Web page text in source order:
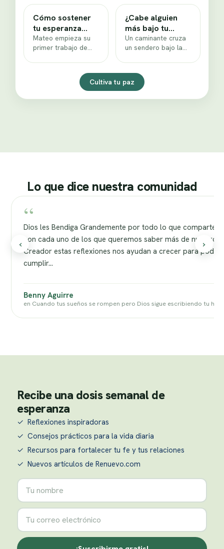
historia…
Cómo sostener
tu esperanza
cuando el
cansancio te
Mateo empieza su
primer trabajo de
siguiente semestre.
La tensión será…
¿Cabe alguien
más bajo tu
refugio de
esperanza hoy?
Un caminante cruza
un sendero bajo la
apenas lo cubre.…
Cultiva tu paz
Lo que dice nuestra comunidad
‹
“
Dios les Bendiga Grandemente por todo lo que comparten
con cada uno de los que queremos saber más de nuestro
Creador estas reflexiones nos ayudan a crecer para poder
cumplir…
Benny Aguirre
en Cuando tus sueños se rompen pero Dios sigue escribiendo tu
›
Recibe una dosis semanal de
esperanza
✓ Reflexiones inspiradoras
✓ Consejos prácticos para la vida diaria
✓ Recursos para fortalecer tu fe y tus relaciones
✓ Nuevos artículos de Renuevo.com
Nombre
Correo electrónico